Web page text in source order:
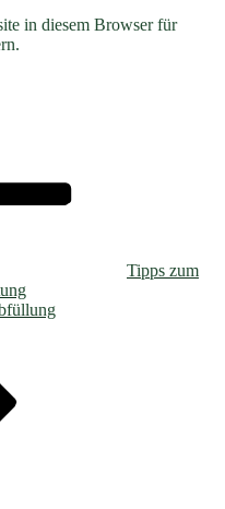
in diesem Browser für
Tipps zum